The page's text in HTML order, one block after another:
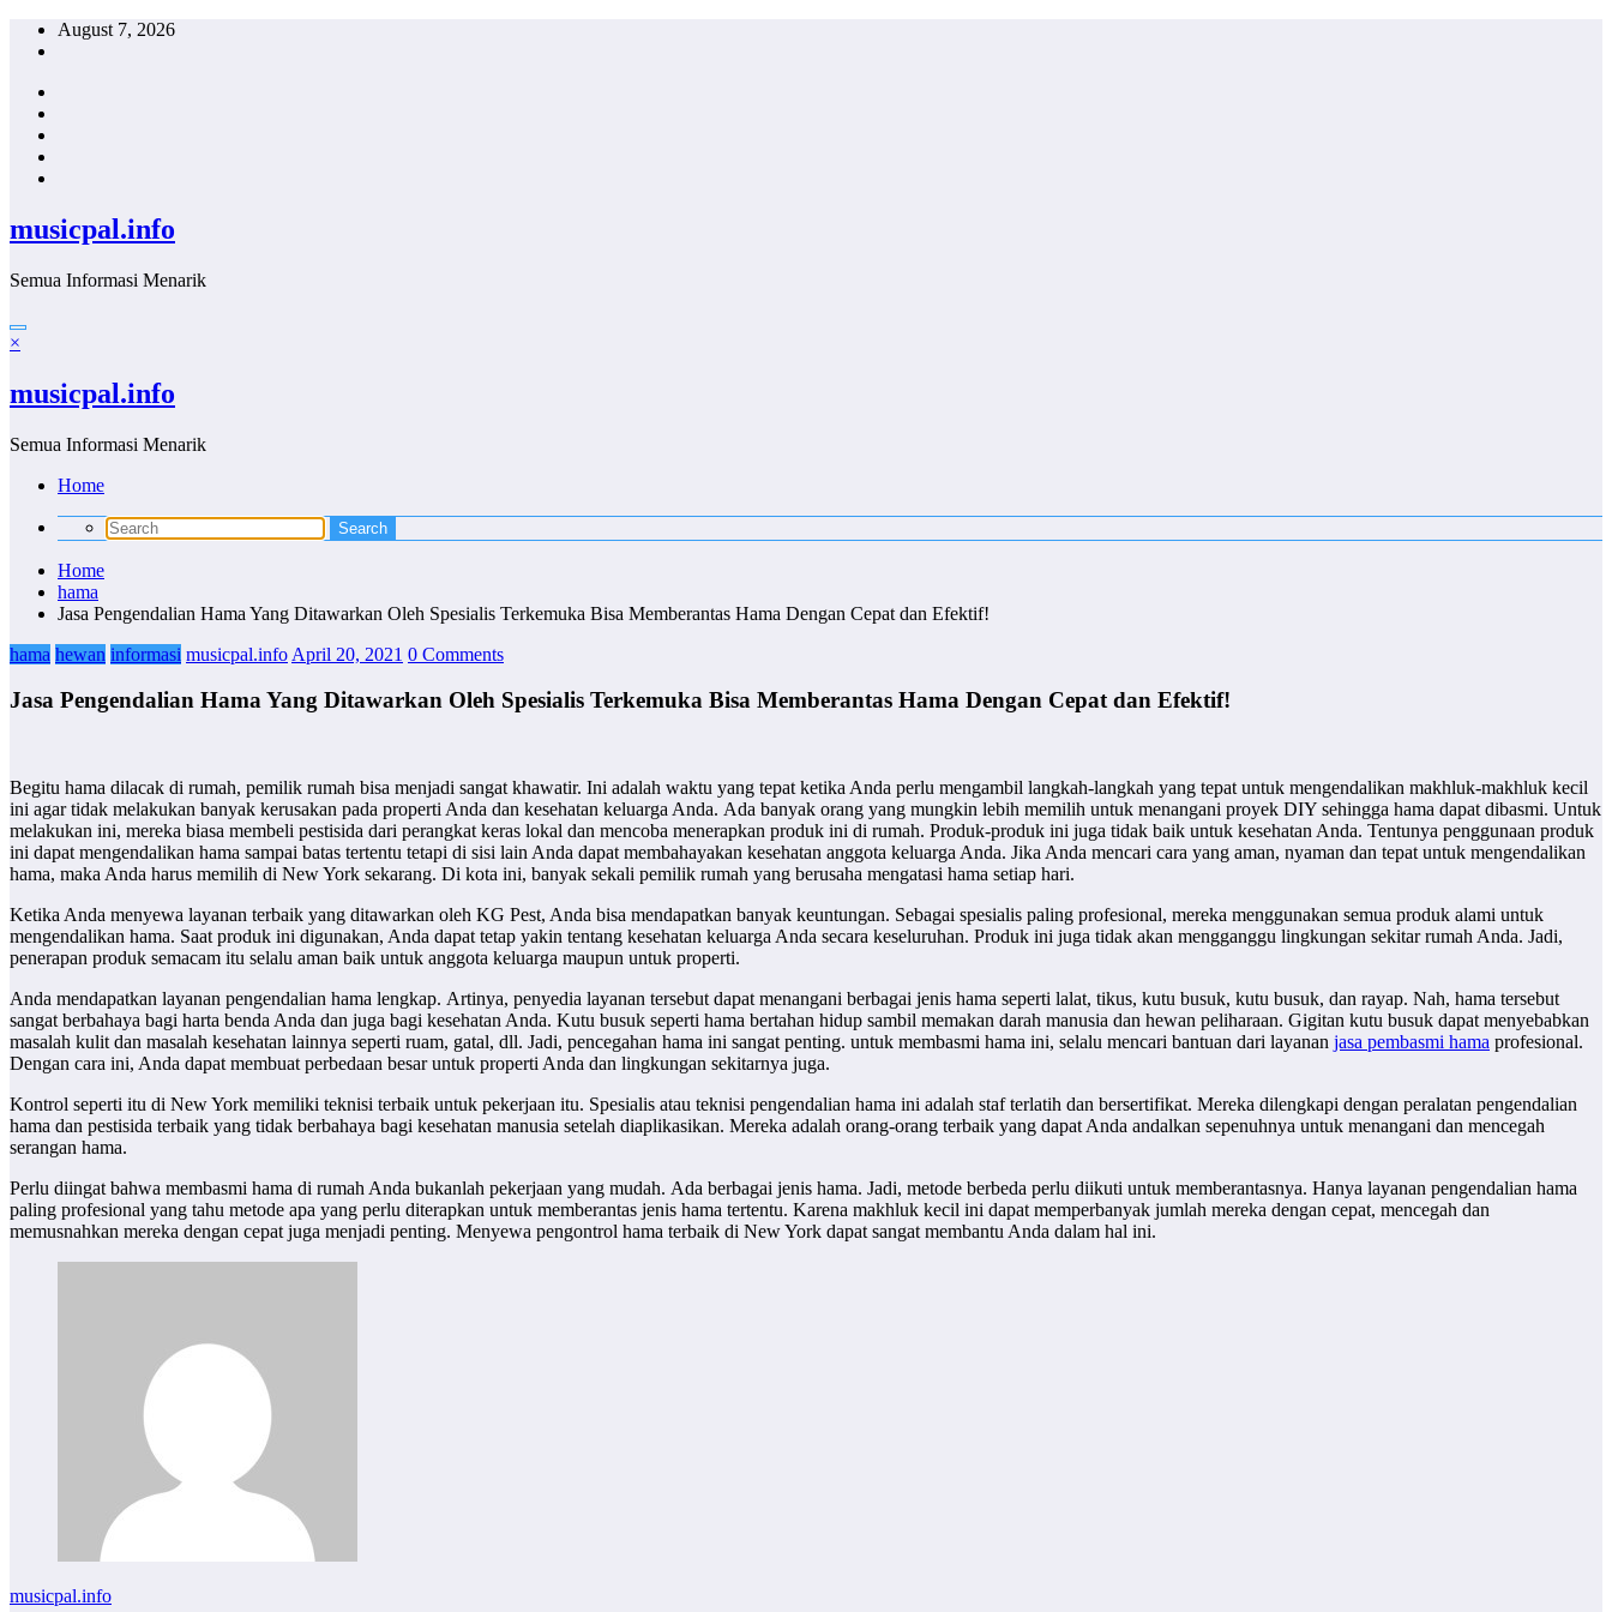
Skip
August 7, 2026
musicpal.info
Semua Informasi Menarik
×
musicpal.info
Semua Informasi Menarik
Home
Home
hama
Jasa Pengendalian Hama Yang Ditawarkan Oleh Spesialis Terkemuka Bisa Memberantas Hama Dengan Cepat dan Efektif!
hama hewan informasi musicpal.info April 20, 2021 0 Comments
Jasa Pengendalian Hama Yang Ditawarkan Oleh Spesialis Terkemuka Bisa Memberantas Hama Dengan Cepat dan Efektif!
Begitu hama dilacak di rumah, pemilik rumah bisa menjadi sangat khawatir. Ini adalah waktu yang tepat ketika Anda perlu mengambil langkah-langkah yang tepat untuk mengendalikan makhluk-makhluk kecil
ini agar tidak melakukan banyak kerusakan pada properti Anda dan kesehatan keluarga Anda. Ada banyak orang yang mungkin lebih memilih untuk menangani proyek DIY sehingga hama dapat dibasmi. Untuk
melakukan ini, mereka biasa membeli pestisida dari perangkat keras lokal dan mencoba menerapkan produk ini di rumah. Produk-produk ini juga tidak baik untuk kesehatan Anda. Tentunya penggunaan produk
ini dapat mengendalikan hama sampai batas tertentu tetapi di sisi lain Anda dapat membahayakan kesehatan anggota keluarga Anda. Jika Anda mencari cara yang aman, nyaman dan tepat untuk mengendalikan
hama, maka Anda harus memilih di New York sekarang. Di kota ini, banyak sekali pemilik rumah yang berusaha mengatasi hama setiap hari.
Ketika Anda menyewa layanan terbaik yang ditawarkan oleh KG Pest, Anda bisa mendapatkan banyak keuntungan. Sebagai spesialis paling profesional, mereka menggunakan semua produk alami untuk
mengendalikan hama. Saat produk ini digunakan, Anda dapat tetap yakin tentang kesehatan keluarga Anda secara keseluruhan. Produk ini juga tidak akan mengganggu lingkungan sekitar rumah Anda. Jadi,
penerapan produk semacam itu selalu aman baik untuk anggota keluarga maupun untuk properti.
Anda mendapatkan layanan pengendalian hama lengkap. Artinya, penyedia layanan tersebut dapat menangani berbagai jenis hama seperti lalat, tikus, kutu busuk, kutu busuk, dan rayap. Nah, hama tersebut
sangat berbahaya bagi harta benda Anda dan juga bagi kesehatan Anda. Kutu busuk seperti hama bertahan hidup sambil memakan darah manusia dan hewan peliharaan. Gigitan kutu busuk dapat menyebabkan
masalah kulit dan masalah kesehatan lainnya seperti ruam, gatal, dll. Jadi, pencegahan hama ini sangat penting. untuk membasmi hama ini, selalu mencari bantuan dari layanan jasa pembasmi hama profesional.
Dengan cara ini, Anda dapat membuat perbedaan besar untuk properti Anda dan lingkungan sekitarnya juga.
Kontrol seperti itu di New York memiliki teknisi terbaik untuk pekerjaan itu. Spesialis atau teknisi pengendalian hama ini adalah staf terlatih dan bersertifikat. Mereka dilengkapi dengan peralatan pengendalian
hama dan pestisida terbaik yang tidak berbahaya bagi kesehatan manusia setelah diaplikasikan. Mereka adalah orang-orang terbaik yang dapat Anda andalkan sepenuhnya untuk menangani dan mencegah
serangan hama.
Perlu diingat bahwa membasmi hama di rumah Anda bukanlah pekerjaan yang mudah. Ada berbagai jenis hama. Jadi, metode berbeda perlu diikuti untuk memberantasnya. Hanya layanan pengendalian hama
paling profesional yang tahu metode apa yang perlu diterapkan untuk memberantas jenis hama tertentu. Karena makhluk kecil ini dapat memperbanyak jumlah mereka dengan cepat, mencegah dan
memusnahkan mereka dengan cepat juga menjadi penting. Menyewa pengontrol hama terbaik di New York dapat sangat membantu Anda dalam hal ini.
musicpal.info